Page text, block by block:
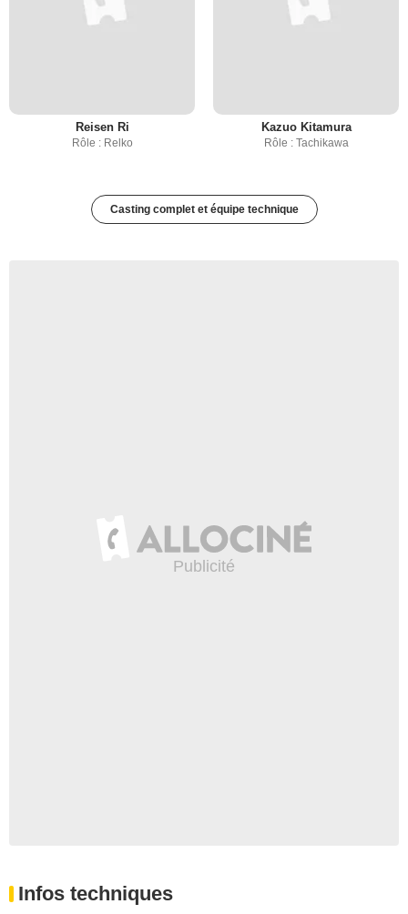
Reisen Ri
Rôle : Relko
Kazuo Kitamura
Rôle : Tachikawa
Casting complet et équipe technique
Infos techniques